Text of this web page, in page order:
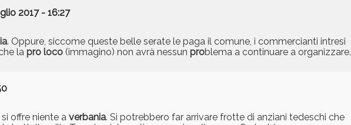
2017 - 16:27
. Oppure, siccome queste belle serate le paga il comune, i commercianti intresi
la pro loco (immagino) non avrà nessun problema a continuare a organizzare.
offre niente a verbania. Si potrebbero far arrivare frotte di anziani tedeschi che